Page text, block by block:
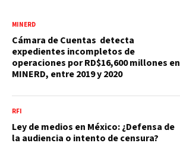
MINERD
Cámara de Cuentas detecta
expedientes incompletos de
operaciones por RD$16,600 millones en
MINERD, entre 2019 y 2020
RFI
Ley de medios en México: ¿Defensa de
la audiencia o intento de censura?